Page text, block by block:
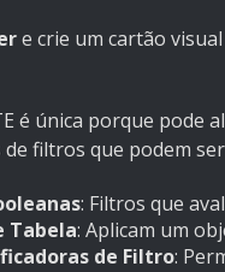
e crie um cartão
é única porque
filtros que podem
: Filtros que
Tabela: Aplicam um
de Filtro: